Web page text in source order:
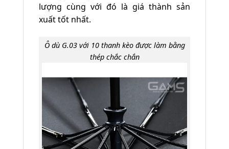
lượng cùng với đó là giá thành sản
xuất tốt nhất.
Ô dù G.03 với 10 thanh kèo được làm bằng
thép chắc chắn